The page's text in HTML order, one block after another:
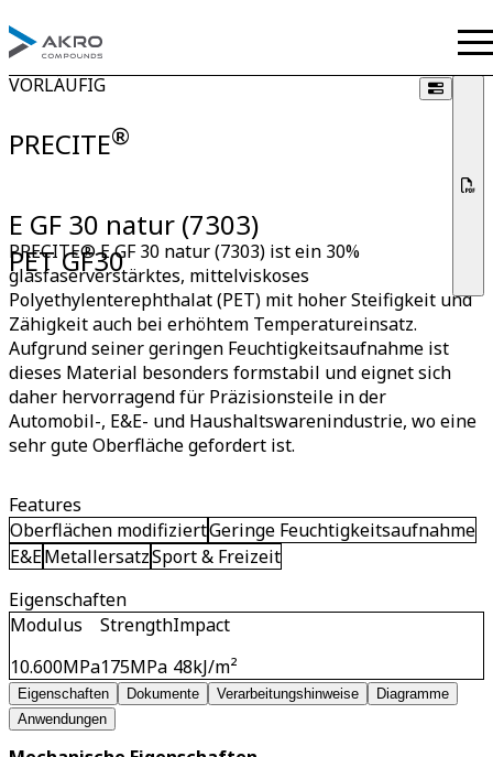
PRECITE®
VORLÄUFIG
E GF 30 natur (7303)
PET GF30
PRECITE® E GF 30 natur (7303) ist ein 30%
glasfaserverstärktes, mittelviskoses
Polyethylenterephthalat (PET) mit hoher Steifigkeit und
Zähigkeit auch bei erhöhtem Temperatureinsatz.
Aufgrund seiner geringen Feuchtigkeitsaufnahme ist
dieses Material besonders formstabil und eignet sich
daher hervorragend für Präzisionsteile in der
Automobil-, E&E- und Haushaltswarenindustrie, wo eine
sehr gute Oberfläche gefordert ist.
Features
Oberflächen modifiziertGeringe Feuchtigkeitsaufnahme
E&EMetallersatzSport & Freizeit
Eigenschaften
Modulus
10.600MPa
Strength
175MPa
Impact
48kJ/m²
Eigenschaften Dokumente Verarbeitungshinweise
Diagramme
Anwendungen